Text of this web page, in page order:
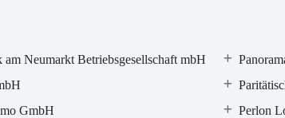
Neumarkt Betriebsgesellschaft mbH
GmbH Perlon